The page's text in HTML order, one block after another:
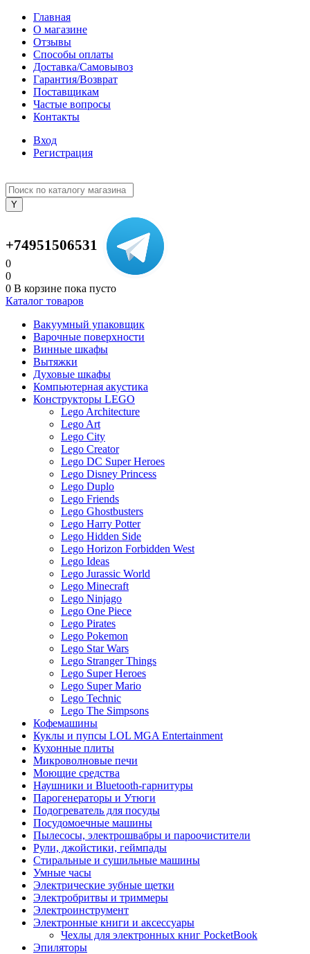
Главная
О магазине
Отзывы
Способы оплаты
Доставка/Самовывоз
Гарантия/Возврат
Поставщикам
Частые вопросы
Контакты
Вход
Регистрация
+74951506531
0
0
0 В корзине пока пусто
Каталог товаров
Вакуумный упаковщик
Варочные поверхности
Винные шкафы
Вытяжки
Духовые шкафы
Компьютерная акустика
Конструкторы LEGO
Lego Architecture
Lego Art
Lego City
Lego Creator
Lego DC Super Heroes
Lego Disney Princess
Lego Duplo
Lego Friends
Lego Ghostbusters
Lego Harry Potter
Lego Hidden Side
Lego Horizon Forbidden West
Lego Ideas
Lego Jurassic World
Lego Minecraft
Lego Ninjago
Lego One Piece
Lego Pirates
Lego Pokemon
Lego Star Wars
Lego Stranger Things
Lego Super Heroes
Lego Super Mario
Lego Technic
Lego The Simpsons
Кофемашины
Куклы и пупсы LOL MGA Entertainment
Кухонные плиты
Микроволновые печи
Моющие средства
Наушники и Bluetooth-гарнитуры
Парогенераторы и Утюги
Подогреватель для посуды
Посудомоечные машины
Пылесосы, электрошвабры и пароочистители
Рули, джойстики, геймпады
Стиральные и сушильные машины
Умные часы
Электрические зубные щетки
Электробритвы и триммеры
Электроинструмент
Электронные книги и аксессуары
Чехлы для электронных книг PocketBook
Эпиляторы